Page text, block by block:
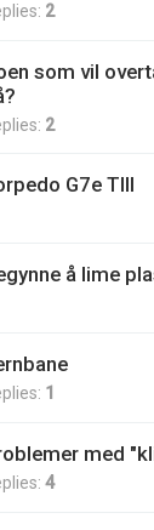
2
som vil
2
G7e TIII
å lime
1
med
4